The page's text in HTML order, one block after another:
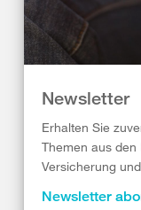
Newsletter
Erhalten Sie
Themen aus
Versicherung
Newsletter